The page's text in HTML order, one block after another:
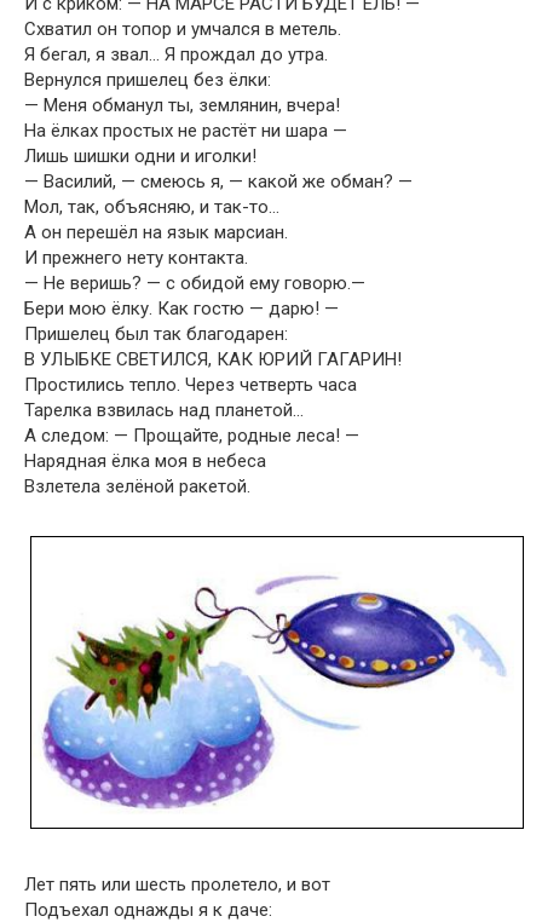
Схватил он топор и умчался в метель.
Я бегал, я звал… Я прождал до утра.
Вернулся пришелец без ёлки:
— Меня обманул ты, землянин, вчера!
На ёлках простых не растёт ни шара —
Лишь шишки одни и иголки!
— Василий, — смеюсь я, — какой же обман? —
Мол, так, объясняю, и так-то…
А он перешёл на язык марсиан.
И прежнего нету контакта.
— Не веришь? — с обидой ему говорю.—
Бери мою ёлку. Как гостю — дарю! —
Пришелец был так благодарен:
В УЛЫБКЕ СВЕТИЛСЯ, КАК ЮРИЙ ГАГАРИН!
Простились тепло. Через четверть часа
Тарелка взвилась над планетой…
А следом: — Прощайте, родные леса! —
Нарядная ёлка моя в небеса
Взлетела зелёной ракетой.
Лет пять или шесть пролетело, и вот
Подъехал однажды я к даче: